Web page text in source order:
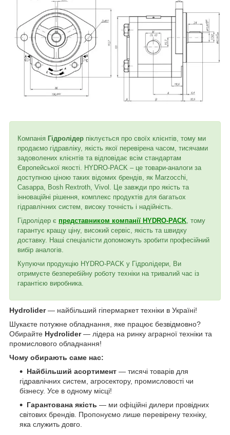
Компанія Гідролідер піклується про своїх клієнтів, тому ми
продаємо гідравліку, якість якої перевірена часом, тисячами
задоволених клієнтів та відповідає всім стандартам
Європейської якості. HYDRO-PACK – це товари-аналоги за
доступною ціною таких відомих брендів, як Marzocchi,
Casappa, Bosh Rextroth, Vivol. Це завжди про якість та
інноваційні рішення, комплекс продуктів для багатьох
гідравлічних систем, високу точність і надійність.
Гідролідер є представником компанії HYDRO-PACK, тому
гарантує кращу ціну, високий сервіс, якість та швидку
доставку. Наші спеціалісти допоможуть зробити професійний
вибір аналогів.
Купуючи продукцію HYDRO-PACK у Гідролідери, Ви
отримуєте безперебійну роботу техніки на тривалий час із
гарантією виробника.
Hydrolider— найбільший гіпермаркет техніки в Україні!
Шукаєте потужне обладнання, яке працює безвідмовно?
Обирайте Hydrolider— лідера на ринку аграрної техніки та
промислового обладнання!
Чому обирають саме нас:
Найбільший асортимент — тисячі товарів для
гідравлічних систем, агросектору, промисловості чи
бізнесу. Усе в одному місці!
Гарантована якість — ми офіційні дилери провідних
світових брендів. Пропонуємо лише перевірену техніку,
яка служить довго.